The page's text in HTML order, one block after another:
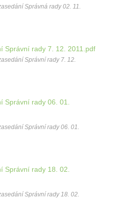
Správná rady 02. 11.
Správní rady 7. 12. 2011.pdf
Správní rady 7. 12.
Správní rady 06. 01.
Správní rady 06. 01.
Správní rady 18. 02.
Správní rady 18. 02.